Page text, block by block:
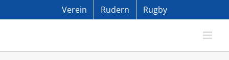
Verein Rudern Rugby